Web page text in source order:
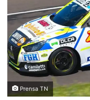
Prensa TN